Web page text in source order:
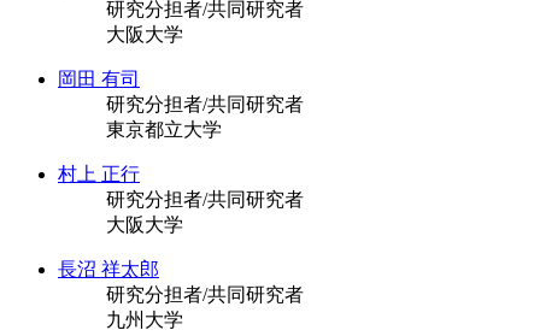
研究分担者/共同研究者
大阪大学
岡田 有司
研究分担者/共同研究者
東京都立大学
村上 正行
研究分担者/共同研究者
大阪大学
長沼 祥太郎
研究分担者/共同研究者
九州大学